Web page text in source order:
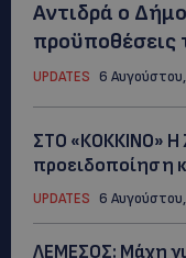
Αντιδρά ο
προϋποθέσεις
UPDATES 6
ΣΤΟ «ΚΟΚΚΙΝΟ» Η
προειδοποίηση
UPDATES 6
ΛΕΜΕΣΟΣ: Μάχη